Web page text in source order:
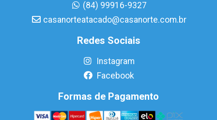
(84) 99916-9327
casanorteatacado@casanorte.com.br
Redes Sociais
Instagram
Facebook
Formas de Pagamento